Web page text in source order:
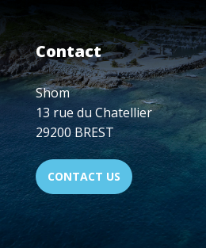
Contact
Shom
13 rue du Chatellier
29200 BREST
CONTACT US